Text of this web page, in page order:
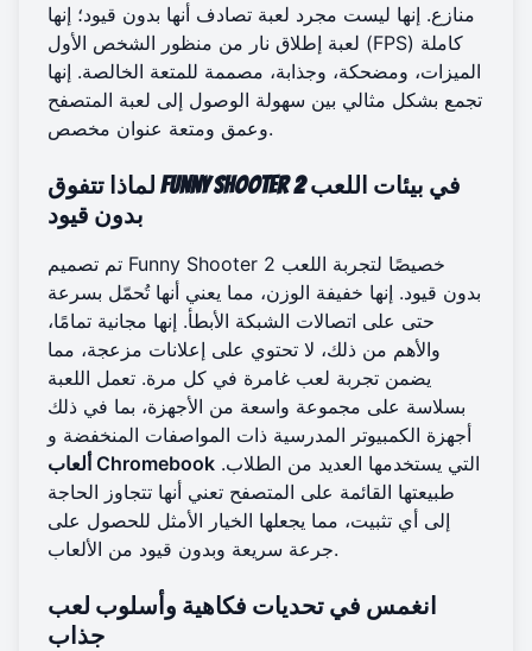
منازع. إنها ليست مجرد لعبة تصادف أنها بدون قيود؛ إنها
لعبة إطلاق نار من منظور الشخص الأول (FPS) كاملة
الميزات، ومضحكة، وجذابة، مصممة للمتعة الخالصة. إنها
تجمع بشكل مثالي بين سهولة الوصول إلى لعبة المتصفح
وعمق ومتعة عنوان مخصص.
لماذا تتفوق Funny Shooter 2 في بيئات اللعب
بدون قيود
تم تصميم Funny Shooter 2 خصيصًا لتجربة اللعب
بدون قيود. إنها خفيفة الوزن، مما يعني أنها تُحمّل بسرعة
حتى على اتصالات الشبكة الأبطأ. إنها مجانية تمامًا،
والأهم من ذلك، لا تحتوي على إعلانات مزعجة، مما
يضمن تجربة لعب غامرة في كل مرة. تعمل اللعبة
بسلاسة على مجموعة واسعة من الأجهزة، بما في ذلك
أجهزة الكمبيوتر المدرسية ذات المواصفات المنخفضة و
ألعاب Chromebook
طبيعتها القائمة على المتصفح تعني أنها تتجاوز الحاجة
إلى أي تثبيت، مما يجعلها الخيار الأمثل للحصول على
جرعة سريعة وبدون قيود من الألعاب.
انغمس في تحديات فكاهية وأسلوب لعب
جذاب